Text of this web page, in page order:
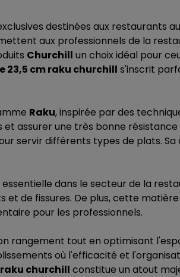
destinées aux restaurants
aux professionnels de la
Churchill un choix idéal pour
cm raku churchill s'inscrit
Raku, inspirée par des
assurer une très bonne
servir différents types de plats.
dans le secteur de la
et de fissures. De plus, cette
pour les professionnels.
rangement tout en optimisant
où l'efficacité et
churchill constitue un atout